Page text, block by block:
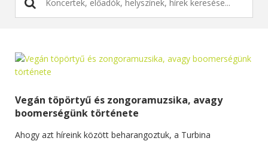
Vegán töpörtyű és zongoramuzsika, avagy
boomerségünk története
Ahogy azt híreink között beharangoztuk, a Turbina